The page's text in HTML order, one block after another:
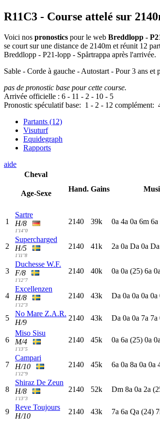
R11C3 - Course attelé sur
Voici nos pronostics pour le web Breddlopp -
se court sur une distance de 2140m et réunit 12
Breddlopp - P21-lopp - Spårtrappa après l'arrivée.
Sable - Corde à gauche - Autostart - Pour 3 ans
pas de pronostic base pour cette course.
Arrivée officielle : 6 - 11 - 2 - 10 - 5
Pronostic spéculatif base: 1 - 2 - 12 complément:
Partants (12)
Visuturf
Equidegraph
Rapports
aide
Cheval
Age-Sexe
Hand. Gains
1
Sartre
H/8
1'14"0
2140 39k 0a 4a 0a 6m 6a
2
Supercharged
H/5
1'11"8
2140 41k 2a 0a Da 0a Da
3
Duchesse W.F.
F/8
1'12"7
2140 40k 0a 0a (25) 6a 0a
4
Excellenzen
H/8
1'12"3
2140 43k Da 0a 0a 0a 0a
5
No Mare Z.A.R.
H/9
2140 43k Da 0a 0a 7a 7a
6
Miso Sisu
M/4
1'13"5
2140 45k 0a 6a (25) 0a 0a
7
Campari
H/10
1'12"9
2140 45k 6a 0a 8a 0a 0a
8
Shiraz De Zeun
H/8
1'13"3
2140 52k Dm 8a 0a 2a
9
Reve Toujours
H/10
2140 43k 7a 6a Qa (24) 7